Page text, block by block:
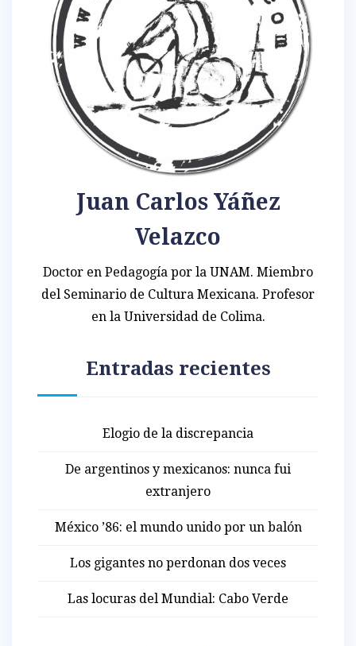
Juan Carlos Yáñez
Velazco
Doctor en Pedagogía por la UNAM. Miembro
del Seminario de Cultura Mexicana. Profesor
en la Universidad de Colima.
Entradas recientes
Elogio de la discrepancia
De argentinos y mexicanos: nunca fui
extranjero
México ’86: el mundo unido por un balón
Los gigantes no perdonan dos veces
Las locuras del Mundial: Cabo Verde